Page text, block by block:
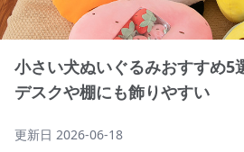
小さい犬ぬいぐるみおすすめ5
デスクや棚にも飾りやすい
更新日 2026-06-18